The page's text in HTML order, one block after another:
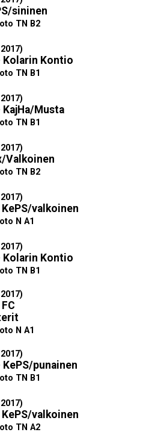
sininen
TN B2
Kolarin Kontio
TN B1
Musta
TN B1
Valkoinen
TN B2
valkoinen
N A1
Kolarin Kontio
TN B1
N A1
punainen
TN B1
valkoinen
TN A2